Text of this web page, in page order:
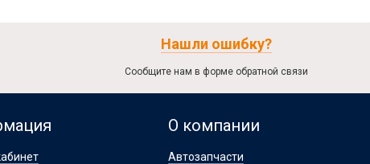
Нашли ошибку?
Сообщите нам в форме обратной связи
О компании
Автозапчасти